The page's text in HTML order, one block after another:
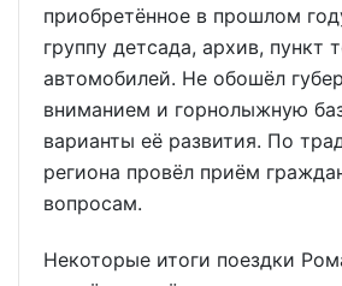
приобретённое в прошлом
группу детсада, архив, пункт
автомобилей. Не обошёл
вниманием и горнолыжную
варианты её развития. По
региона провёл приём
вопросам.
Некоторые итоги поездки